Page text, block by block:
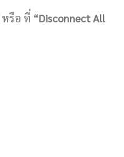
หรือ ที่ “Disconnect All